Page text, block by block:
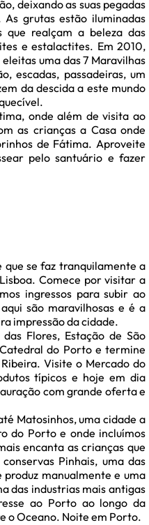
deixando as suas pegadas
grutas estão iluminadas
que realçam a beleza das
e estalactites. Em 2010,
uma das 7 Maravilhas
escadas, passadeiras, um
da descida a este mundo
onde além de visita ao
as crianças a Casa onde
de Fátima. Aproveite
pelo santuário e fazer
se faz tranquilamente a
Comece por visitar a
ingressos para subir ao
são maravilhosas e é a
impressão da cidade.
Flores, Estação de São
do Porto e termine
Visite o Mercado do
típicos e hoje em dia
com grande oferta e
Matosinhos, uma cidade a
do Porto e onde incluímos
encanta as crianças que
Pinhais, uma das
produz manualmente e uma
das industrias mais antigas
ao Porto ao longo da
o Oceano. Noite em Porto.